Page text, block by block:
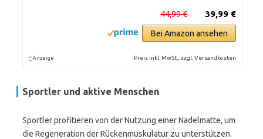
39,99 €
44,99 €
Bei Amazon ansehen
* Anzeige Preis inkl. MwSt., zzgl. Versandkosten
Sportler und aktive Menschen
Sportler profitieren von der Nutzung einer Nadelmatte, um
die Regeneration der Rückenmuskulatur zu unterstützen.